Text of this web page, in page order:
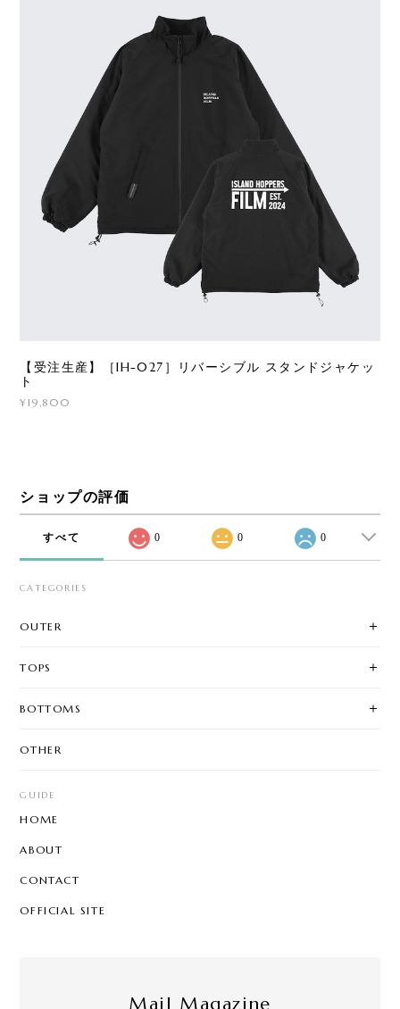
【受注生産】［IH-027］リバーシブル スタンドジャケッ
ト
¥19,800
ショップの評価
すべて 0 0 0
CATEGORIES
OUTER
TOPS
BOTTOMS
OTHER
GUIDE
HOME
ABOUT
CONTACT
OFFICIAL SITE
Mail Magazine